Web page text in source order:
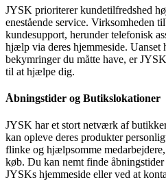
JYSK prioriterer kundetilfredshed
enestående service. Virksomheden
kundesupport, herunder telefonisk
hjælp via deres hjemmeside. Uanset
bekymringer du måtte have, er
til at hjælpe dig.
Åbningstider og Butikslokationer
JYSK har et stort netværk af
kan opleve deres produkter
flinke og hjælpsomme
køb. Du kan nemt finde
JYSKs hjemmeside eller ved at